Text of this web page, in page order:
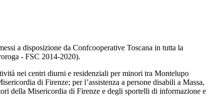
a disposizione da Confcooperative Toscana in tutta la
- FSC 2014-2020).
nei centri diurni e residenziali per minori tra Montelupo
di Firenze; per l’assistenza a persone disabili a Massa,
della Misericordia di Firenze e degli sportelli di informazione e